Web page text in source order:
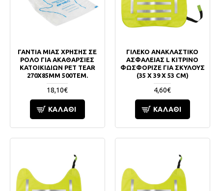
ΓΑΝΤΙΑ ΜΙΑΣ ΧΡΗΣΗΣ ΣΕ
ΡΟΛΟ ΓΙΑ ΑΚΑΘΑΡΣΙΕΣ
ΚΑΤΟΙΚΙΔΙΩΝ PET TEAR
270X85MM 500ΤΕΜ.
18,10€
ΚΑΛΆΘΙ
ΓΙΛΕΚΟ ΑΝΑΚΛΑΣΤΙΚΟ
ΑΣΦΑΛΕΙΑΣ L ΚΙΤΡΙΝΟ
ΦΩΣΦΟΡΙΖΕ ΓΙΑ ΣΚΥΛΟΥΣ
(35 X 39 X 53 CM)
4,60€
ΚΑΛΆΘΙ